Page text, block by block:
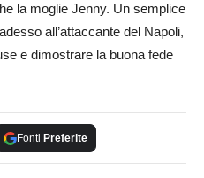
la moglie Jenny. Un semplice
all’attaccante del Napoli,
e dimostrare la buona fede
Fonti Preferite